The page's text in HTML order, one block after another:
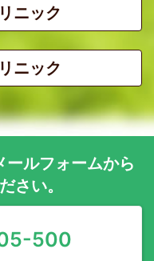
ニック
ニック
ールフォームから
さい。
500